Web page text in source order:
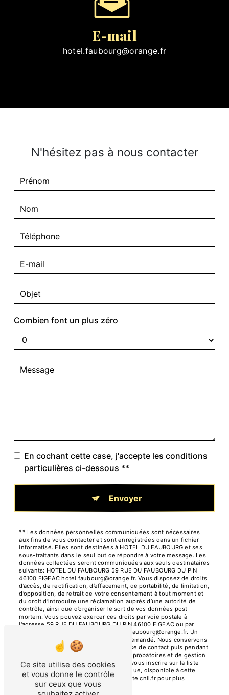
E-mail
hotel.faubourg@orange.fr
N'hésitez pas à nous contacter
Combien font un plus zéro
En cochant cette case, j'accepte les conditions
particulières ci-dessous **
Envoyer
** Les données personnelles communiquées sont nécessaires
aux fins de vous contacter et sont enregistrées dans un fichier
informatisé. Elles sont destinées à HOTEL DU FAUBOURG et ses
sous-traitants dans le seul but de répondre à votre message. Les
données collectées seront communiquées aux seuls destinataires
suivants: HOTEL DU FAUBOURG 59 RUE DU FAUBOURG DU PIN
46100 FIGEAC hotel.faubourg@orange.fr. Vous disposez de droits
d’accès, de rectification, d’effacement, de portabilité, de limitation,
d’opposition, de retrait de votre consentement à tout moment et
du droit d’introduire une réclamation auprès d’une autorité de
contrôle, ainsi que d’organiser le sort de vos données post-
mortem. Vous pouvez exercer ces droits par voie postale à
l'adresse 59 RUE DU FAUBOURG DU PIN 46100 FIGEAC ou par
courrier électronique à l'adresse hotel.faubourg@orange.fr. Un
justificatif d'identité pourra vous être demandé. Nous conservons
vos données pendant la période de prise de contact puis pendant
la durée de prescription légale aux fins probatoires et de gestion
des contentieux. Vous avez le droit de vous inscrire sur la liste
d'opposition au démarchage téléphonique, disponible à cette
adresse:Bloctel.gouv.fr. Consultez le site cnil.fr pour plus
d’informations sur vos droits.
Ce site utilise des cookies
et vous donne le contrôle
sur ceux que vous